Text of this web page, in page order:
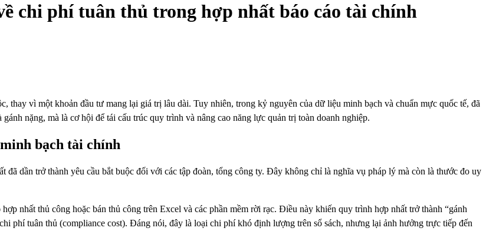
chi phí tuân thủ trong hợp nhất báo cáo tài chính
thay vì một khoản đầu tư mang lại giá trị lâu dài. Tuy nhiên, trong kỷ nguyên của dữ liệu minh bạch và chuẩn mực quốc tế, đã
nặng, mà là cơ hội để tái cấu trúc quy trình và nâng cao năng lực quản trị toàn doanh nghiệp.
bạch tài chính
đã dần trở thành yêu cầu bắt buộc đối với các tập đoàn, tổng công ty. Đây không chỉ là nghĩa vụ pháp lý mà còn là thước đo uy
nhất thủ công hoặc bán thủ công trên Excel và các phần mềm rời rạc. Điều này khiến quy trình hợp nhất trở thành “gánh
phí tuân thủ (compliance cost). Đáng nói, đây là loại chi phí khó định lượng trên sổ sách, nhưng lại ảnh hưởng trực tiếp đến